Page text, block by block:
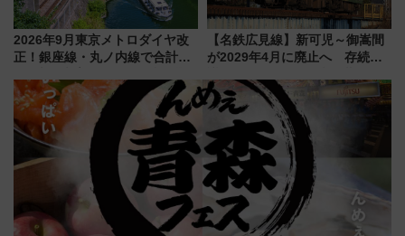
2026年9月東京メトロダイヤ改
正！銀座線・丸ノ内線で合計
待
【名鉄広見線】新可児～御嵩間
が2029年4月に廃止へ 存続協